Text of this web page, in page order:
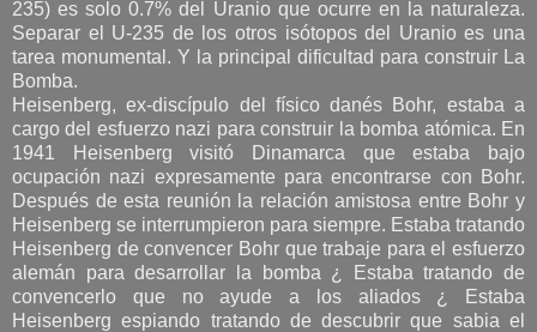
235) es solo 0.7% del Uranio que ocurre en la naturaleza.
Separar el U-235 de los otros isótopos del Uranio es una
tarea monumental. Y la principal dificultad para construir La
Bomba.
Heisenberg, ex-discípulo del físico danés Bohr, estaba a
cargo del esfuerzo nazi para construir la bomba atómica. En
1941 Heisenberg visitó Dinamarca que estaba bajo
ocupación nazi expresamente para encontrarse con Bohr.
Después de esta reunión la relación amistosa entre Bohr y
Heisenberg se interrumpieron para siempre. Estaba tratando
Heisenberg de convencer Bohr que trabaje para el esfuerzo
alemán para desarrollar la bomba ¿ Estaba tratando de
convencerlo que no ayude a los aliados ¿ Estaba
Heisenberg espiando tratando de descubrir que sabia el